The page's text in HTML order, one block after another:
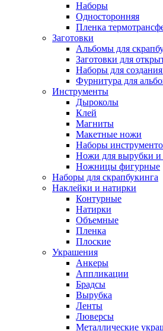
Наборы
Односторонняя
Пленка
Заготовки
Альбомы для
Заготовки для
Наборы для
Фурнитура для
Инструменты
Дыроколы
Клей
Магниты
Макетные ножи
Наборы
Ножи для вырубки и
Ножницы фигурные
Наборы для скрапбукинга
Наклейки и натирки
Контурные
Натирки
Объемные
Пленка
Плоские
Украшения
Анкеры
Аппликации
Брадсы
Вырубка
Ленты
Люверсы
Металлические